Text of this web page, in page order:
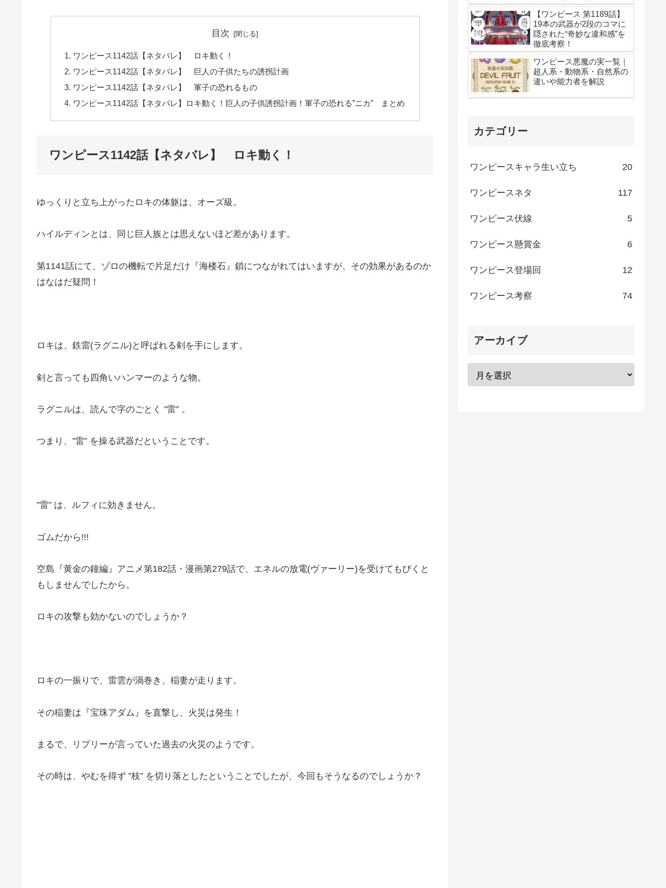
目次
ワンピース1142話【ネタバレ】 ロキ動く！
ワンピース1142話【ネタバレ】 巨人の子供たちの誘拐計画
ワンピース1142話【ネタバレ】 軍子の恐れるもの
ワンピース1142話【ネタバレ】ロキ動く！巨人の子供誘拐計画！軍子の恐れる”ニカ” まとめ
ワンピース1142話【ネタバレ】 ロキ動く！
ゆっくりと立ち上がったロキの体躯は、オーズ級。
ハイルディンとは、同じ巨人族とは思えないほど差があります。
第1141話にて、ゾロの機転で片足だけ『海楼石』鎖につながれてはいますが、その効果があるのか
はなはだ疑問！
ロキは、鉄雷(ラグニル)と呼ばれる剣を手にします。
剣と言っても四角いハンマーのような物。
ラグニルは、読んで字のごとく ”雷” 。
つまり、”雷” を操る武器だということです。
”雷” は、ルフィに効きません。
ゴムだから!!!
空島『黄金の鐘編』アニメ第182話・漫画第279話で、エネルの放電(ヴァーリー)を受けてもびくと
もしませんでしたから。
ロキの攻撃も効かないのでしょうか？
ロキの一振りで、雷雲が渦巻き、稲妻が走ります。
その稲妻は『宝珠アダム』を直撃し、火災は発生！
まるで、リプリーが言っていた過去の火災のようです。
その時は、やむを得ず ”枝” を切り落としたということでしたが、今回もそうなるのでしょうか？
【ワンピース 第1189話】
19本の武器が2段のコマに
隠された“奇妙な違和感”を
徹底考察！
ワンピース悪魔の実一覧｜
超人系・動物系・自然系の
違いや能力者を解説
カテゴリー
ワンピースキャラ生い立ち 20
ワンピースネタ 117
ワンピース伏線 5
ワンピース懸賞金 6
ワンピース登場回 12
ワンピース考察 74
アーカイブ